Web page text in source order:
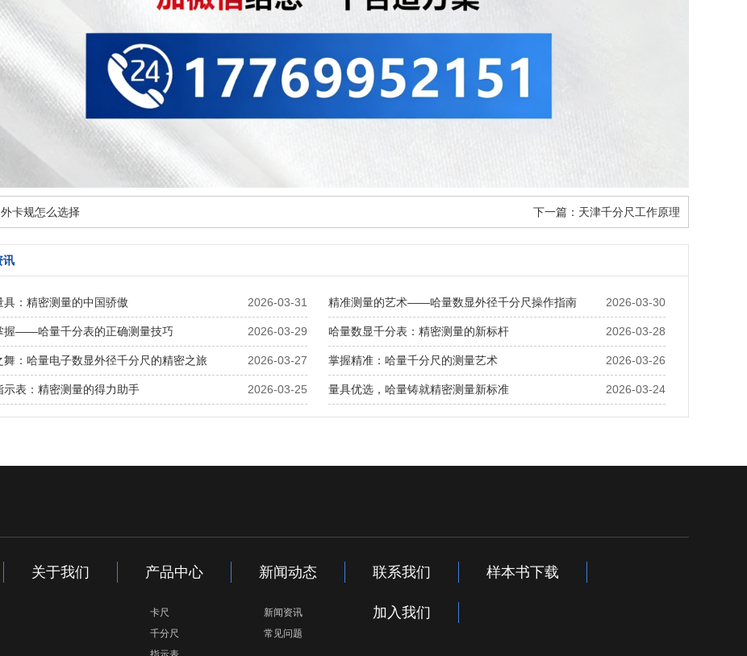
外卡规怎么选择 下一篇： 天津千分尺工作原理
讯
2026-03-31
具：精密测量的中国骄傲 2026-03-30
精准测量的艺术——哈量数显外径千分尺操作指南
2026-03-29
握——哈量千分表的正确测量技巧 2026-03-28
哈量数显千分表：精密测量的新标杆
2026-03-27
舞：哈量电子数显外径千分尺的精密之旅 2026-03-26
掌握精准：哈量千分尺的测量艺术
2026-03-25
示表：精密测量的得力助手 2026-03-24
量具优选，哈量铸就精密测量新标准
关于我们 产品中心
卡尺
千分尺
新闻动态
新闻资讯
常见问题
联系我们 样本书下载
加入我们